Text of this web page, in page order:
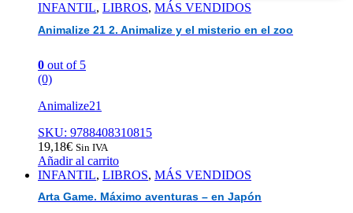
INFANTIL, LIBROS, MÁS VENDIDOS
Animalize 21 2. Animalize y el misterio en el zoo
0 out of 5
(0)
Animalize21
SKU: 9788408310815
19,18€ Sin IVA
Añadir al carrito
INFANTIL, LIBROS, MÁS VENDIDOS
Arta Game. Máximo aventuras – en Japón